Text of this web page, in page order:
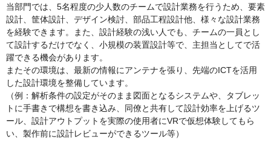
当部門では、5名程度の少人数のチームで設計業務を行うため、要素
設計、筐体設計、デザイン検討、部品工程設計他、様々な設計業務
を経験できます。また、設計経験の浅い人でも、チームの一員とし
て設計するだけでなく、小規模の装置設計等で、主担当としてで活
躍できる機会があります。
またその環境は、最新の情報にアンテナを張り、先端のICTを活用
した設計環境を整備しています。
（例：解析条件の設定がそのまま図面となるシステムや、タブレッ
トに手書きで構想を書き込み、同僚と共有して設計効率を上げるツ
ール、設計アウトプットを実際の使用者にVRで仮想体験してもら
い、製作前に設計レビューができるツール等）